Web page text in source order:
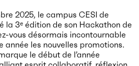
2025, le campus CESI de
la 3ᵉ édition de son Hackathon de
vous désormais incontournable
année les nouvelles promotions.
le début de l’année